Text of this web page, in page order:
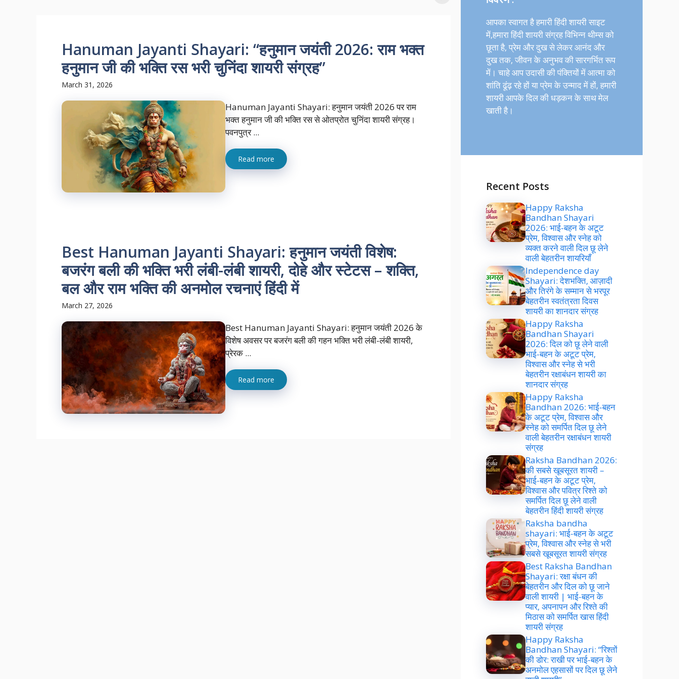
Hanuman Jayanti Shayari: “हनुमान जयंती 2026: राम भक्त
हनुमान जी की भक्ति रस भरी चुनिंदा शायरी संग्रह”
March 31, 2026
Hanuman Jayanti Shayari: हनुमान जयंती 2026 पर राम
भक्त हनुमान जी की भक्ति रस से ओतप्रोत चुनिंदा शायरी संग्रह।
पवनपुत्र ...
Read more
Best Hanuman Jayanti Shayari: हनुमान जयंती विशेष:
बजरंग बली की भक्ति भरी लंबी-लंबी शायरी, दोहे और स्टेटस – शक्ति,
बल और राम भक्ति की अनमोल रचनाएं हिंदी में
March 27, 2026
Best Hanuman Jayanti Shayari: हनुमान जयंती 2026 के
विशेष अवसर पर बजरंग बली की गहन भक्ति भरी लंबी-लंबी शायरी,
प्रेरक ...
Read more
आपका स्वागत है हमारी हिंदी शायरी साइट
में,हमारा हिंदी शायरी संग्रह विभिन्न थीम्स को
छूता है, प्रेम और दुख से लेकर आनंद और
दुख तक, जीवन के अनुभव की सारगर्भित रूप
में। चाहे आप उदासी की पंक्तियों में आत्मा को
शांति ढूंढ़ रहे हों या प्रेम के उन्माद में हों, हमारी
शायरी आपके दिल की धड़कन के साथ मेल
खाती है।
Recent Posts
Happy Raksha
Bandhan Shayari
2026: भाई-बहन के अटूट
प्रेम, विश्वास और स्नेह को
व्यक्त करने वाली दिल छू लेने
वाली बेहतरीन शायरियाँ
Independence day
Shayari: देशभक्ति, आज़ादी
और तिरंगे के सम्मान से भरपूर
बेहतरीन स्वतंत्रता दिवस
शायरी का शानदार संग्रह
Happy Raksha
Bandhan Shayari
2026: दिल को छू लेने वाली
भाई-बहन के अटूट प्रेम,
विश्वास और स्नेह से भरी
बेहतरीन रक्षाबंधन शायरी का
शानदार संग्रह
Happy Raksha
Bandhan 2026: भाई-बहन
के अटूट प्रेम, विश्वास और
स्नेह को समर्पित दिल छू लेने
वाली बेहतरीन रक्षाबंधन शायरी
संग्रह
Raksha Bandhan 2026:
की सबसे खूबसूरत शायरी –
भाई-बहन के अटूट प्रेम,
विश्वास और पवित्र रिश्ते को
समर्पित दिल छू लेने वाली
बेहतरीन हिंदी शायरी संग्रह
Raksha bandha
shayari: भाई-बहन के अटूट
प्रेम, विश्वास और स्नेह से भरी
सबसे खूबसूरत शायरी संग्रह
Best Raksha Bandhan
Shayari: रक्षा बंधन की
बेहतरीन और दिल को छू जाने
वाली शायरी | भाई-बहन के
प्यार, अपनापन और रिश्ते की
मिठास को समर्पित खास हिंदी
शायरी संग्रह
Happy Raksha
Bandhan Shayari: “रिश्तों
की डोर: राखी पर भाई-बहन के
अनमोल एहसासों पर दिल छू लेने